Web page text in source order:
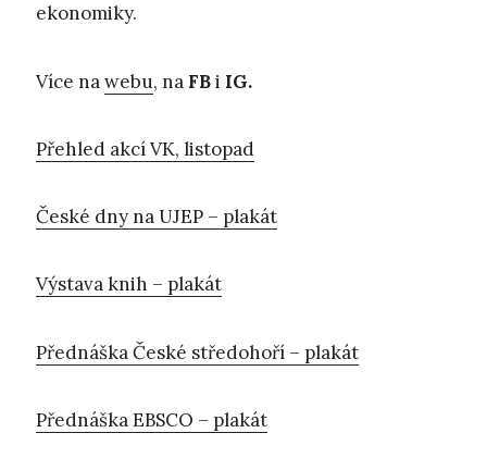
ekonomiky.
Více nawebu, na FBi IG.
Přehled akcí VK, listopad
České dny na UJEP – plakát
Výstava knih – plakát
Přednáška České středohoří – plakát
Přednáška EBSCO – plakát